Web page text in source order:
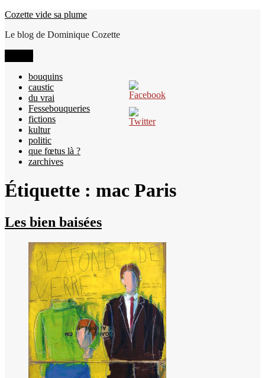
Aller
contenu
Cozette vide sa plume
Le blog de Dominique Cozette
bouquins
caustic
du vrai
Fessebouqueries
fictions
kultur
politic
que fœtus là ?
zarchives
Étiquette : mac Paris
Les bien baisées